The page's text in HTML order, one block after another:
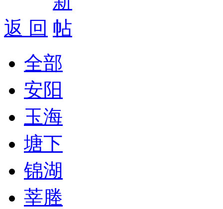
返 回
全部
安阳
玉海
塘下
锦湖
莘塍